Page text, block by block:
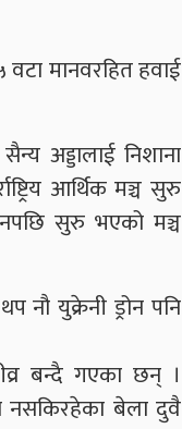
वटा मानवरहित हवाई
अड्डालाई निशाना
आर्थिक मञ्च सुरु
सुरु भएको मञ्च
नौ युक्रेनी ड्रोन पनि
बन्दै गएका छन् ।
नसकिरहेका बेला दुवै